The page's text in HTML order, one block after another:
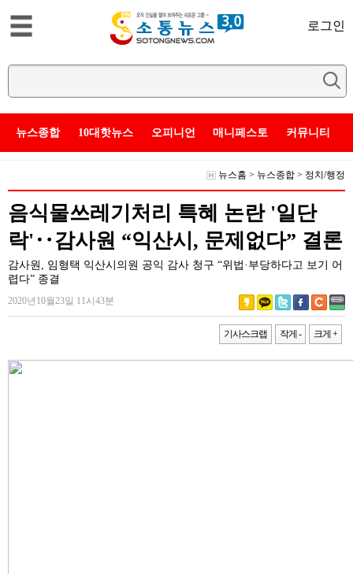
로그인
뉴스종합 10대핫뉴스 오피니언 매니페스토 커뮤니티
뉴스홈 > 뉴스종합 > 정치/행정
음식물쓰레기처리 특혜 논란 '일단
락'‥감사원 “익산시, 문제없다” 결론
감사원, 임형택 익산시의원 공익 감사 청구 “위법·부당하다고 보기 어
렵다” 종결
2020년10월23일 11시43분
기사스크랩 작게 - 크게 +